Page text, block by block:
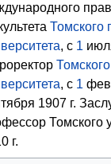
Томского
, с 1
, с 1
1907 г.
Томского
г.